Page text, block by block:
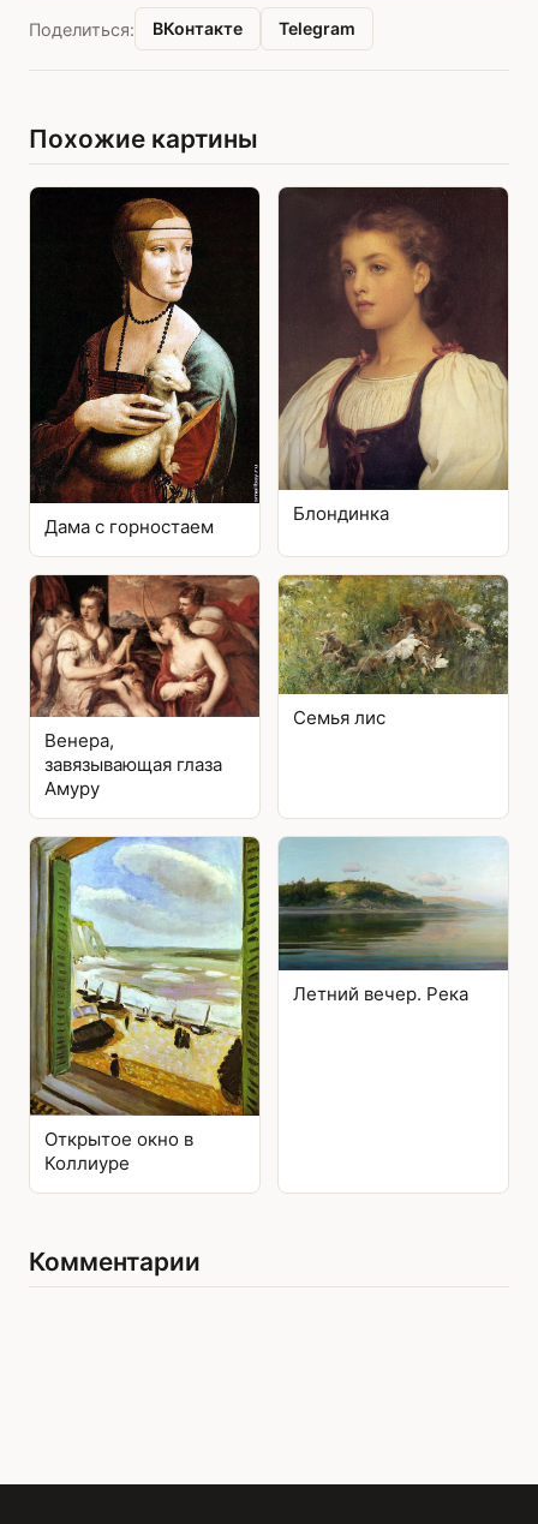
Поделиться: ВКонтакте Telegram
Похожие картины
Дама с горностаем
Блондинка
Венера,
завязывающая глаза
Амуру
Семья лис
Открытое окно в
Коллиуре
Летний вечер. Река
Комментарии